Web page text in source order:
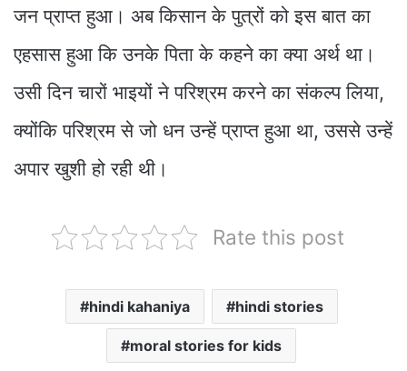
जन प्राप्त हुआ। अब किसान के पुत्रों को इस बात का
एहसास हुआ कि उनके पिता के कहने का क्या अर्थ था।
उसी दिन चारों भाइयों ने परिश्रम करने का संकल्प लिया,
क्योंकि परिश्रम से जो धन उन्हें प्राप्त हुआ था, उससे उन्हें
अपार खुशी हो रही थी।
Rate this post
hindi kahaniya hindi stories
moral stories for kids